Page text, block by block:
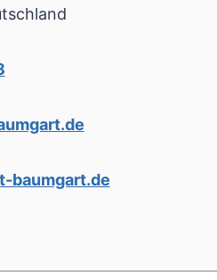
baumgart.de